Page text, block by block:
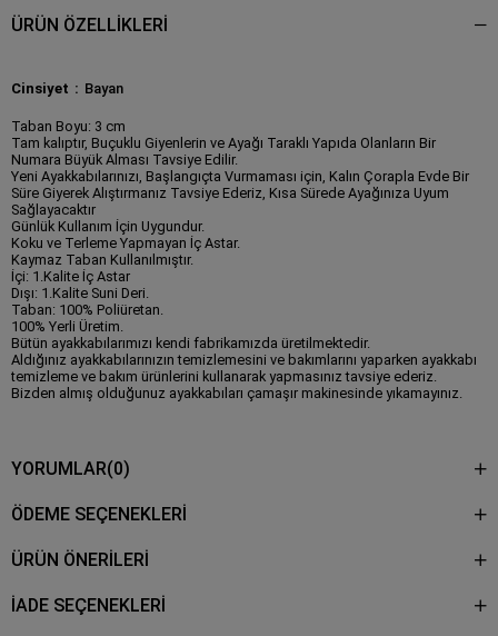
ÜRÜN ÖZELLIKLERI
Cinsiyet Bayan
Taban Boyu: 3 cm
Tam kalıptır, Buçuklu Giyenlerin ve Ayağı Taraklı Yapıda Olanların Bir
Numara Büyük Alması Tavsiye Edilir.
Yeni Ayakkabılarınızı, Başlangıçta Vurmaması için, Kalın Çorapla Evde Bir
Süre Giyerek Alıştırmanız Tavsiye Ederiz, Kısa Sürede Ayağınıza Uyum
Sağlayacaktır
Günlük Kullanım İçin Uygundur.
Koku ve Terleme Yapmayan İç Astar.
Kaymaz Taban Kullanılmıştır.
İçi: 1.Kalite İç Astar
Dışı: 1.Kalite Suni Deri.
Taban: 100% Poliüretan.
100% Yerli Üretim.
Bütün ayakkabılarımızı kendi fabrikamızda üretilmektedir.
Aldığınız ayakkabılarınızın temizlemesini ve bakımlarını yaparken ayakkabı
temizleme ve bakım ürünlerini kullanarak yapmasınız tavsiye ederiz.
Bizden almış olduğunuz ayakkabıları çamaşır makinesinde yıkamayınız.
YORUMLAR(0)
ÖDEME SEÇENEKLERI
ÜRÜN ÖNERILERI
İADE SEÇENEKLERİ